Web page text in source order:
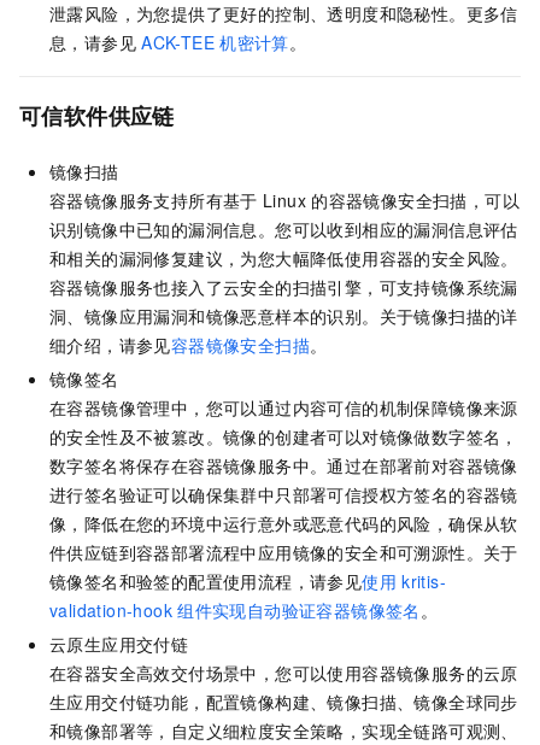
泄露风险，为您提供了更好的控制、透明度和隐秘性。更多信
息，请参见 ACK-TEE 机密计算。
可信软件供应链
镜像扫描
容器镜像服务支持所有基于 Linux 的容器镜像安全扫描，可以
识别镜像中已知的漏洞信息。您可以收到相应的漏洞信息评估
和相关的漏洞修复建议，为您大幅降低使用容器的安全风险。
容器镜像服务也接入了云安全的扫描引擎，可支持镜像系统漏
洞、镜像应用漏洞和镜像恶意样本的识别。 关于镜像扫描的详
细介绍，请参见容器镜像安全扫描。
镜像签名
在容器镜像管理中，您可以通过内容可信的机制保障镜像来源
的安全性及不被篡改。镜像的创建者可以对镜像做数字签名，
数字签名将保存在容器镜像服务中。通过在部署前对容器镜像
进行签名验证可以确保集群中只部署可信授权方签名的容器镜
像，降低在您的环境中运行意外或恶意代码的风险，确保从软
件供应链到容器部署流程中应用镜像的安全和可溯源性。关于
镜像签名和验签的配置使用流程，请参见使用 kritis-
validation-hook 组件实现自动验证容器镜像签名 。
云原生应用交付链
在容器安全高效交付场景中，您可以使用容器镜像服务的云原
生应用交付链功能，配置镜像构建、镜像扫描、镜像全球同步
和镜像部署等，自定义细粒度安全策略，实现全链路可观测、